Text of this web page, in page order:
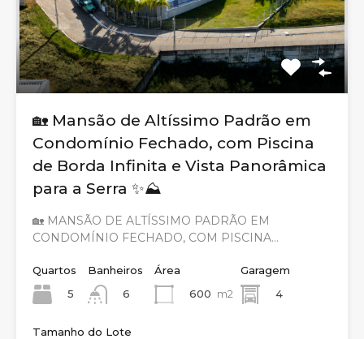
🏡 Mansão de Altíssimo Padrão em
Condomínio Fechado, com Piscina
de Borda Infinita e Vista Panorâmica
para a Serra ✨⛰️
🏡 MANSÃO DE ALTÍSSIMO PADRÃO EM
CONDOMÍNIO FECHADO, COM PISCINA…
Quartos
5
Banheiros
6
Área
600 m2
Garagem
4
Tamanho do Lote